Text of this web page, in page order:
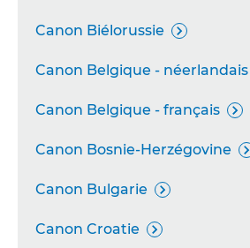
Canon Biélorussie 
Canon Belgique - néerlandais
Canon Belgique - français 
Canon Bosnie-Herzégovine 
Canon Bulgarie 
Canon Croatie 